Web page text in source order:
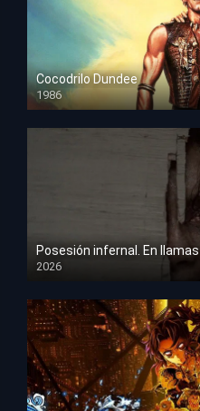
Cocodrilo Dundee
1986
HD 1080p
Posesión infernal. En llamas
2026
HD 1080p